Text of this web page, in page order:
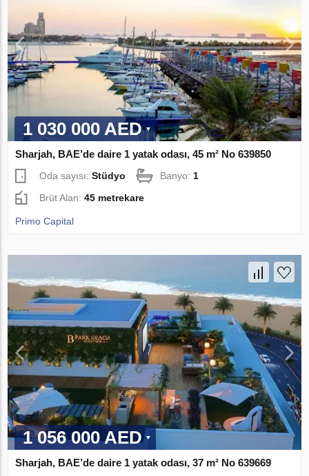
1 030 000 AED
Sharjah, BAE’de daire 1 yatak odası, 45 m² No 639850
Oda sayısı:Stüdyo Banyo: 1
Brüt Alan:45 metrekare
Primo Capital
1 056 000 AED
Sharjah, BAE’de daire 1 yatak odası, 37 m² No 639669